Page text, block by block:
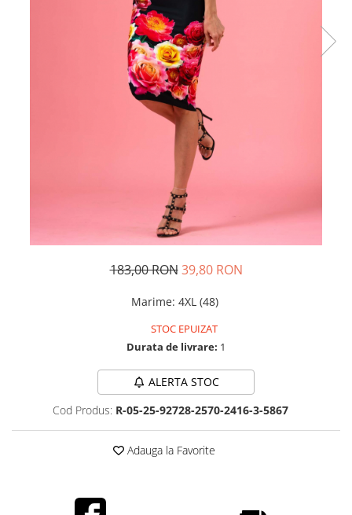
Rochii din Barbie/Bistrech
183,00 RON 39,80 RON
Marime: 4XL (48)
STOC EPUIZAT
Durata de livrare: 1
ALERTA STOC
Cod Produs: R-05-25-92728-2570-2416-3-5867
Adauga la Favorite